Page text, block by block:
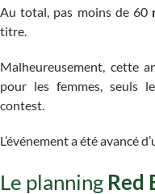
Au total, pas moins de 60
titre.
Malheureusement, cette
pour les femmes, seuls
contest.
L’événement a été avancé
Le planning Red